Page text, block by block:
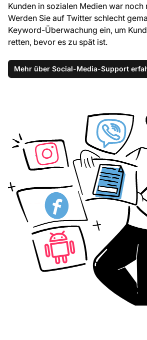
Kunden in sozialen Medien war noch
Werden Sie auf Twitter schlecht
Keyword-Überwachung ein, um
retten, bevor es zu spät ist.
Mehr über Social-Media-Support